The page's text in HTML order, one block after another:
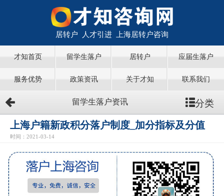
居转户 人才引进 上海居转户咨询
才知首页 留学生落户 居转户 应届生落户
服务优势 政策资讯 关于才知 联系我们
留学生落户资讯 分类
上海户籍新政积分落户制度_加分指标及分值
时间：2021-03-14